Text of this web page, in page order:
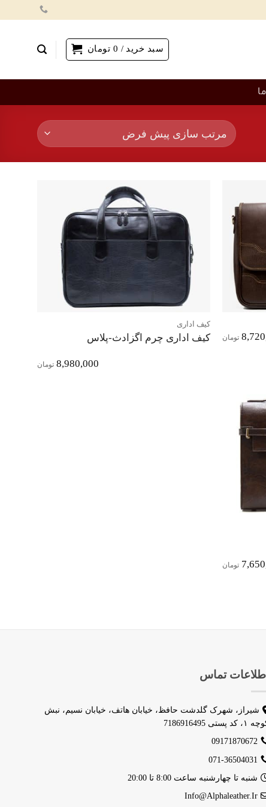
سبد خرید / 0 تومان
افزودن
به
علاقه
مندی‌ها
تومان
افزودن
علاقه
مندی‌ها
کیف اداری
کیف اداری چرم اگزادث-پلاس
8,980,000 تومان
به
علاقه
مندی‌ها
تومان
اطلاعات تماس
شیراز، شهرک گلدشت حافظ، خیابان هاتف، خیابان نسیم، نبش
کد پستی 7186916495
09171870672
071-36504031
شنبه تا چهارشنبه ساعت 8:00 تا 20:00
Info@alphaleather.ir